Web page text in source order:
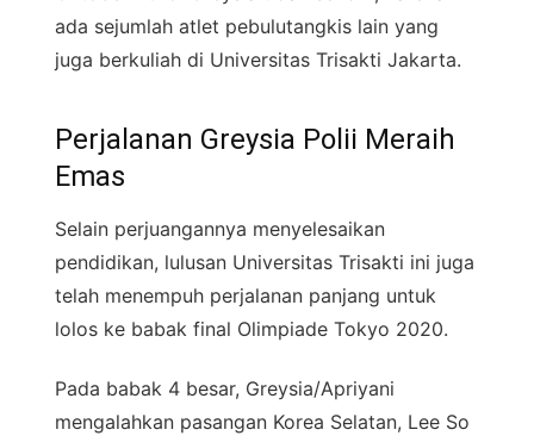
ada sejumlah atlet pebulutangkis lain yang
juga berkuliah di Universitas Trisakti Jakarta.
Perjalanan Greysia Polii Meraih
Emas
Selain perjuangannya menyelesaikan
pendidikan, lulusan Universitas Trisakti ini juga
telah menempuh perjalanan panjang untuk
lolos ke babak final Olimpiade Tokyo 2020.
Pada babak 4 besar, Greysia/Apriyani
mengalahkan pasangan Korea Selatan, Lee So